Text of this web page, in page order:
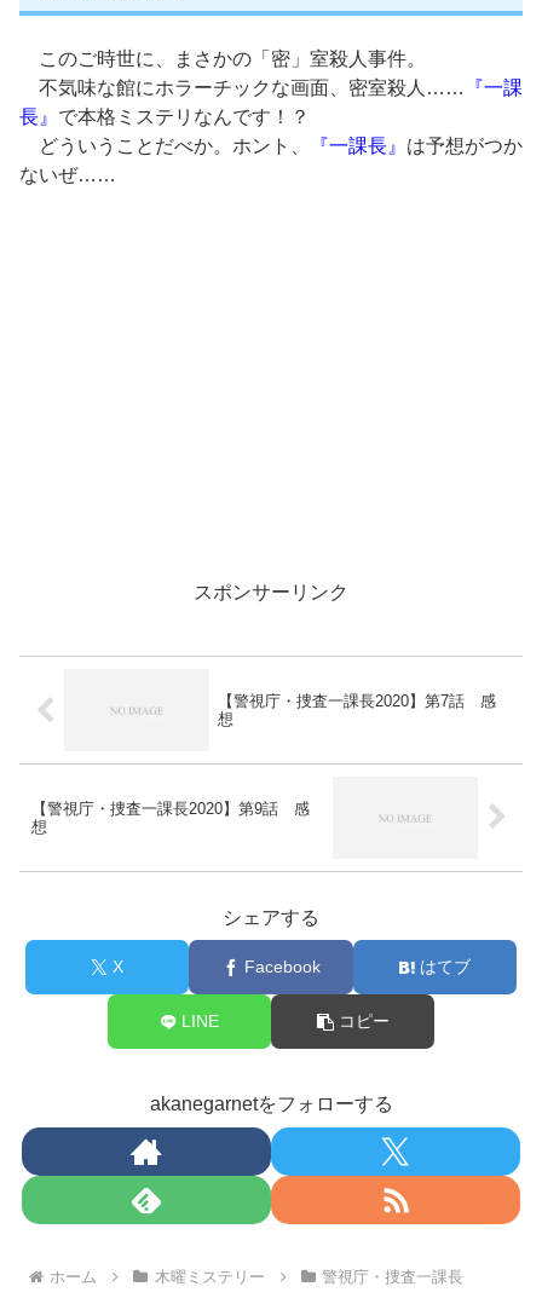
このご時世に、まさかの「密」室殺人事件。
不気味な館にホラーチックな画面、密室殺人……
『一課
長』 で本格ミステリなんです！？
どういうことだべか。ホント、
『一課長』 は予想がつか
ないぜ……
スポンサーリンク
【警視庁・捜査一課長2020】第7話 感
想
【警視庁・捜査一課長2020】第9話 感
想
シェアする
X Facebook はてブ
LINE コピー
akanegarnetをフォローする
ホーム 木曜ミステリー 警視庁・捜査一課長